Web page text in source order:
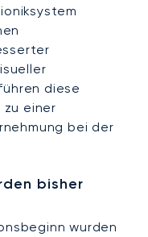
diese
einer
bei der
bisher
wurden